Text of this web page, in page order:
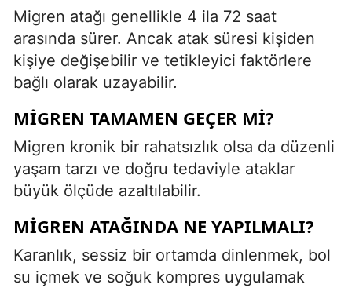
Migren atağı genellikle 4 ila 72 saat
arasında sürer. Ancak atak süresi kişiden
kişiye değişebilir ve tetikleyici faktörlere
bağlı olarak uzayabilir.
MIGREN TAMAMEN GEÇER MI?
Migren kronik bir rahatsızlık olsa da düzenli
yaşam tarzı ve doğru tedaviyle ataklar
büyük ölçüde azaltılabilir.
MIGREN ATAĞINDA NE YAPILMALI?
Karanlık, sessiz bir ortamda dinlenmek, bol
su içmek ve soğuk kompres uygulamak